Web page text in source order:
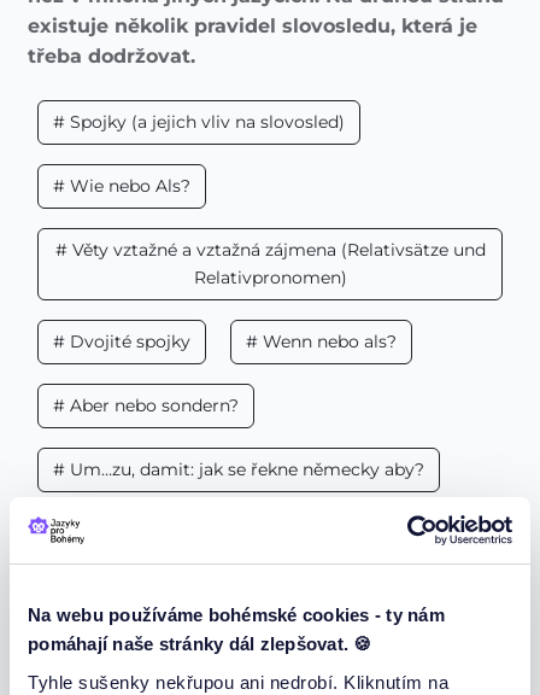
Na webu používáme bohémské cookies - ty nám
pomáhají naše stránky dál zlepšovat. 🍪
Tyhle sušenky nekřupou ani nedrobí. Kliknutím na
existuje několik pravidel slovosledu, která je
třeba dodržovat.
# Spojky (a jejich vliv na slovosled)
# Wie nebo Als?
# Věty vztažné a vztažná zájmena (Relativsätze und
Relativpronomen)
# Dvojité spojky # Wenn nebo als?
# Aber nebo sondern?
# Um…zu, damit: jak se řekne německy aby?
# Stavba německé věty
Členy a podstatná jména
Der, die, das a pády podstatných jmen -